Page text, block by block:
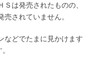
は発売されたものの、
されていません。
などでたまに見かけます